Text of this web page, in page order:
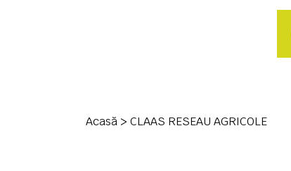
Acasă > CLAAS RESEAU AGRICOLE